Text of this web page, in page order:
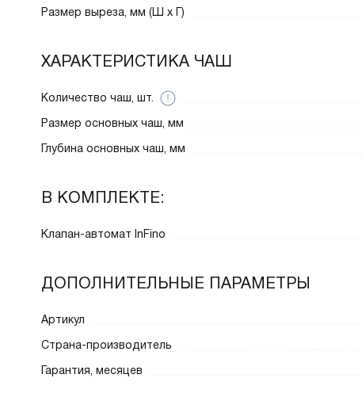
Размер выреза, мм (Ш x Г)
ХАРАКТЕРИСТИКА ЧАШ
Количество чаш, шт.
Размер основных чаш, мм
Глубина основных чаш, мм
В КОМПЛЕКТЕ:
Клапан-автомат InFino
ДОПОЛНИТЕЛЬНЫЕ ПАРАМЕТРЫ
Артикул
Страна-производитель
Гарантия, месяцев